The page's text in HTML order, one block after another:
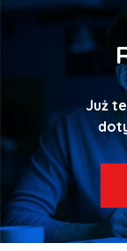
Już